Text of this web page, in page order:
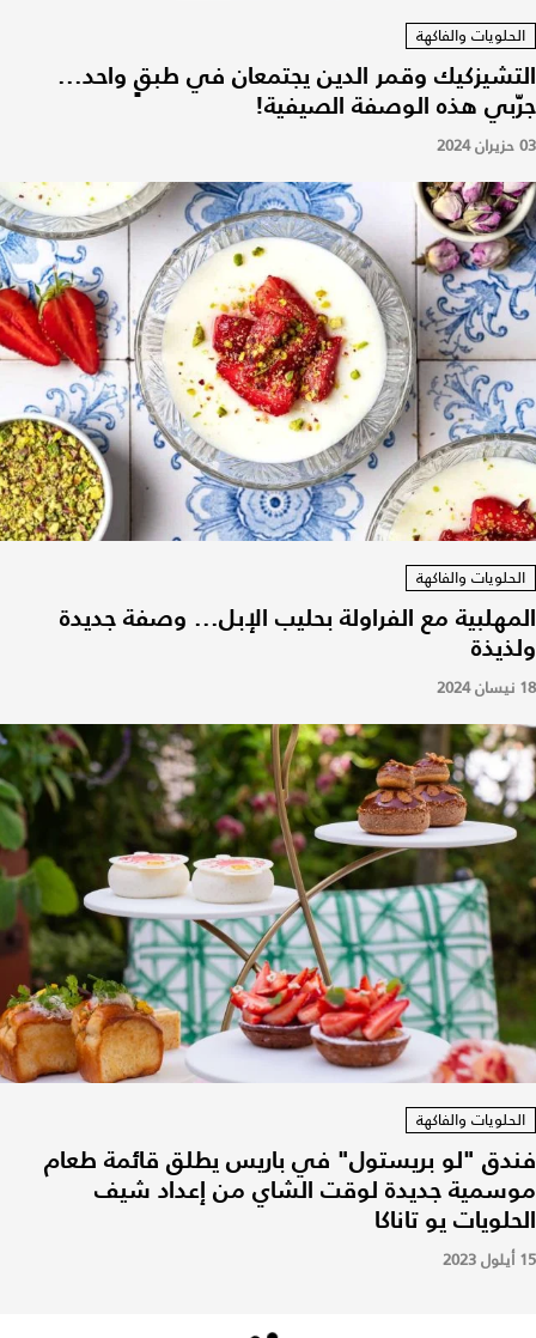
الحلويات والفاكهة
التشيزكيك وقمر الدين يجتمعان في طبقٍ واحد...
جرّبي هذه الوصفة الصيفية!
03 حزيران 2024
الحلويات والفاكهة
المهلبية مع الفراولة بحليب الإبل... وصفة جديدة
ولذيذة
18 نيسان 2024
الحلويات والفاكهة
فندق "لو بريستول" في باريس يطلق قائمة طعام
موسمية جديدة لوقت الشاي من إعداد شيف
الحلويات يو تاناكا
15 أيلول 2023